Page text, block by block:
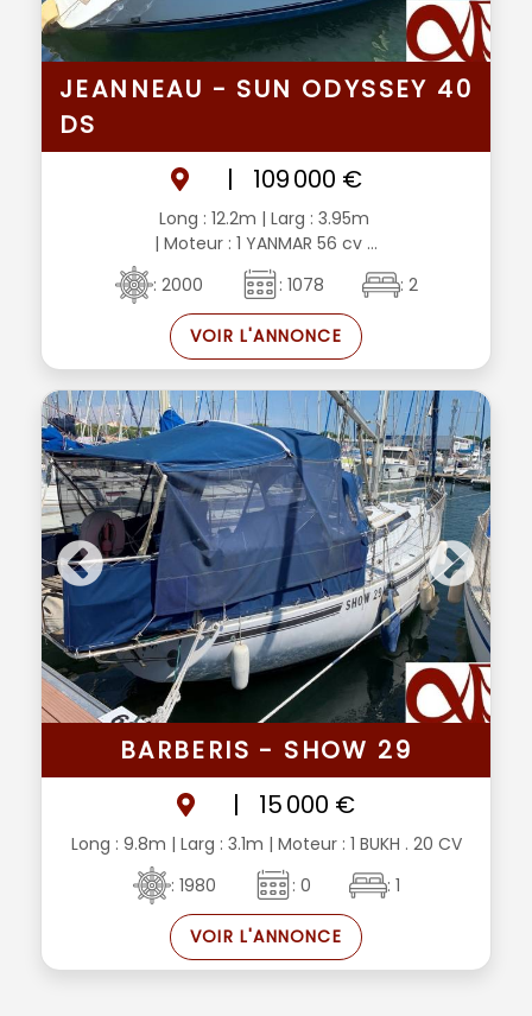
JEANNEAU - SUN ODYSSEY 40
DS
|
109 000 €
Long : 12.2m | Larg : 3.95m
| Moteur : 1 YANMAR 56 cv ...
: 2000
: 1078 : 2
VOIR L'ANNONCE
BARBERIS - SHOW 29
|
15 000 €
Long : 9.8m | Larg : 3.1m | Moteur : 1 BUKH . 20 CV
: 1980
: 0 : 1
VOIR L'ANNONCE